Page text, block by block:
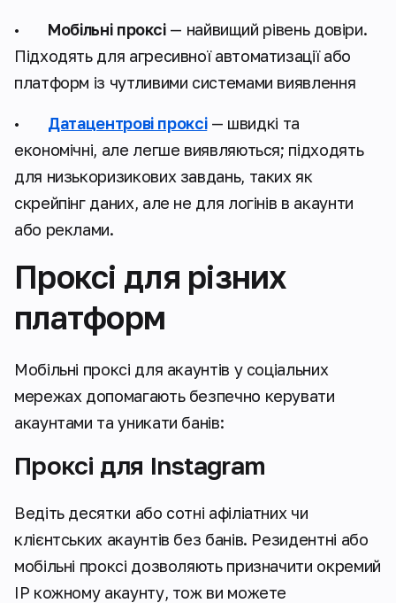
• Мобільні проксі— найвищий рівень довіри.
Підходять для агресивної автоматизації або
платформ із чутливими системами виявлення
• Датацентрові проксі — швидкі та
економічні, але легше виявляються; підходять
для низькоризикових завдань, таких як
скрейпінг даних, але не для логінів в акаунти
або реклами.
Проксі для різних
платформ
Мобільні проксі для акаунтів у соціальних
мережах допомагають безпечно керувати
акаунтами та уникати банів:
Проксі для Instagram
Ведіть десятки або сотні афіліатних чи
клієнтських акаунтів без банів. Резидентні або
мобільні проксі дозволяють призначити окремий
IP кожному акаунту, тож ви можете